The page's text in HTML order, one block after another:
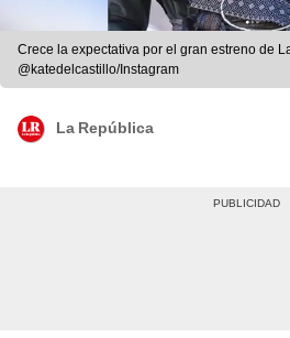
Crece la expectativa por el gran estreno de
@katedelcastillo/Instagram
La República